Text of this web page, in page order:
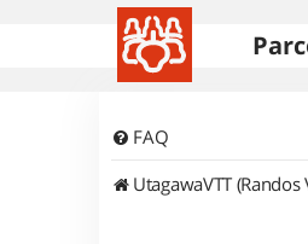
FAQ
UtagawaVTT (Randos